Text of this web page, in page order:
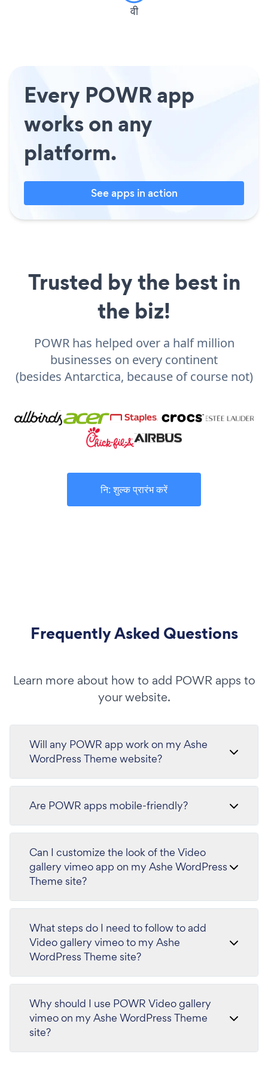
वी
Every POWR app
works on any
platform.
See apps in action
Trusted by the best in
the biz!
POWR has helped over a half million
businesses on every continent
(besides Antarctica, because of course not)
नि: शुल्क प्रारंभ करें
Frequently Asked Questions
Learn more about how to add POWR apps to
your website.
Will any POWR app work on my Ashe
WordPress Theme website?
Are POWR apps mobile-friendly?
Can I customize the look of the Video
gallery vimeo app on my Ashe WordPress
Theme site?
What steps do I need to follow to add
Video gallery vimeo to my Ashe
WordPress Theme site?
Why should I use POWR Video gallery
vimeo on my Ashe WordPress Theme
site?